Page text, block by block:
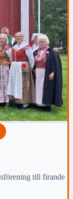
till firande